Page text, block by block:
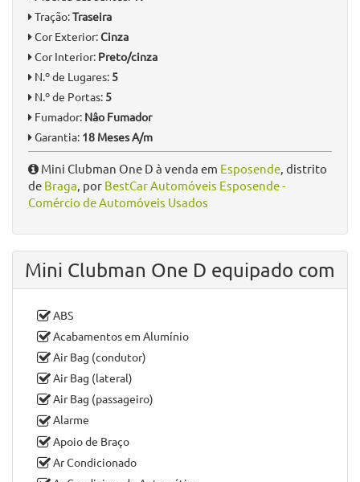
Data 1º Registo:
Inspeção válida até:
N.º de Registos:1
Consumo:
5.5 L
Emissões CO2(g/KM):
Motor:
1500
N.º de Velocidades: 6
Potência:116
Medida das Jantes:17
Tração:Traseira
Cor Exterior: Cinza
Cor Interior:Preto/cinza
N.º de Lugares:5
N.º de Portas:5
Fumador:Nâo Fumador
Garantia:
Mini Clubman One D à venda em
deBraga, porBestCar Automóveis Esposende -
Comércio de Automóveis Usados
Mini Clubman One D equipado com